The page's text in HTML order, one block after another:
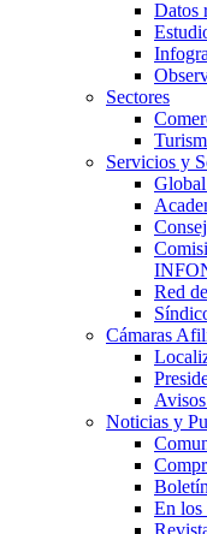
Datos
Sectores
Servicios y
Red
Cámaras
Noticias y
En los